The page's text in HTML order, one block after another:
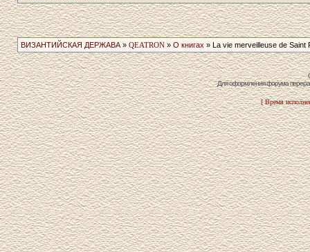
ВИЗАНТИЙСКАЯ ДЕРЖАВА» QEATRON» О книгах » La vie merveilleuse de Saint­
Для оформления форума
[ Время